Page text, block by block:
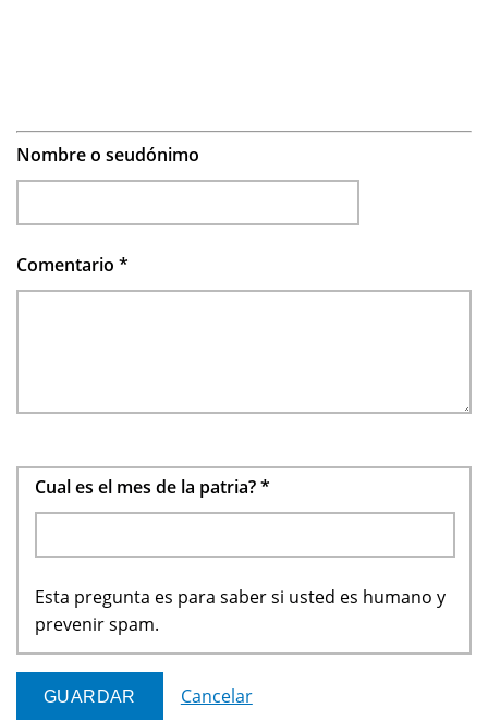
Nombre o seudónimo
Comentario *
Cual es el mes de la patria?*
Esta pregunta es para saber si usted es humano y
prevenir spam.
Cancelar